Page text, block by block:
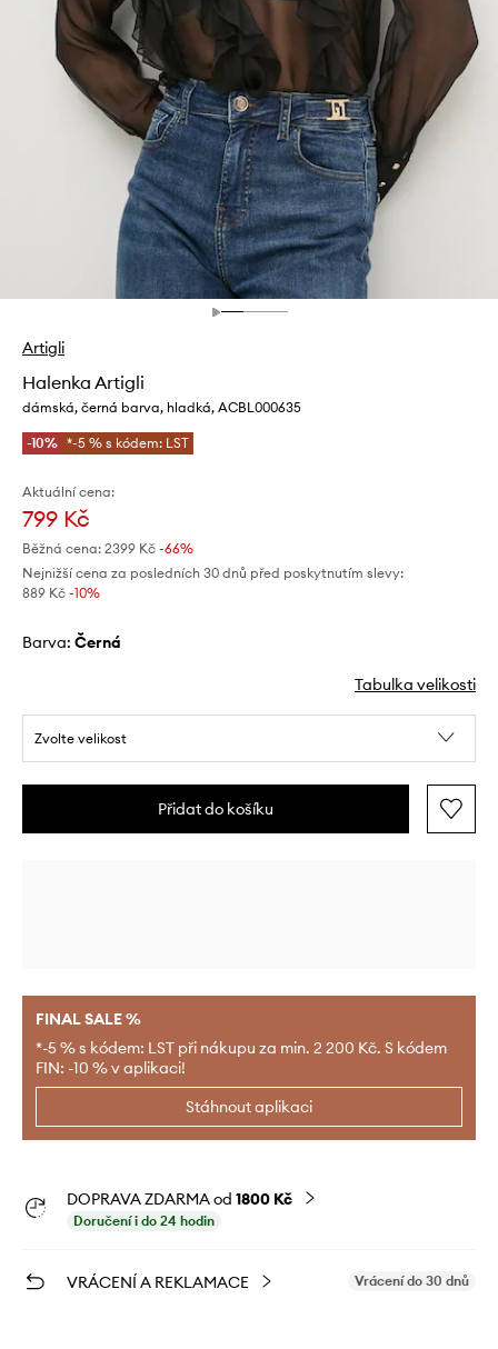
Artigli
Halenka Artigli
dámská, černá barva, hladká, ACBL000635
-10% *-5 % s kódem: LST
Aktuální cena:
799 Kč
Běžná cena: 2399 Kč -66%
Nejnižší cena za posledních 30 dnů před poskytnutím slevy:
889 Kč -10%
Barva: černá
Tabulka velikosti
Zvolte velikost
Přidat do košíku
FINAL SALE %
*-5 % s kódem: LST při nákupu za min. 2 200 Kč. S kódem
FIN: -10 % v aplikaci!
Stáhnout aplikaci
DOPRAVA ZDARMA od 1800 Kč
Doručení i do 24 hodin
VRÁCENÍ A REKLAMACE Vrácení do 30 dnů